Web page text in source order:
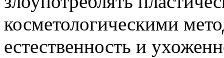
косметологическими
естественность и